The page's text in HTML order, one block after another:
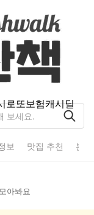
로또보험캐시딜
보 맛집 추천 분
아봐요